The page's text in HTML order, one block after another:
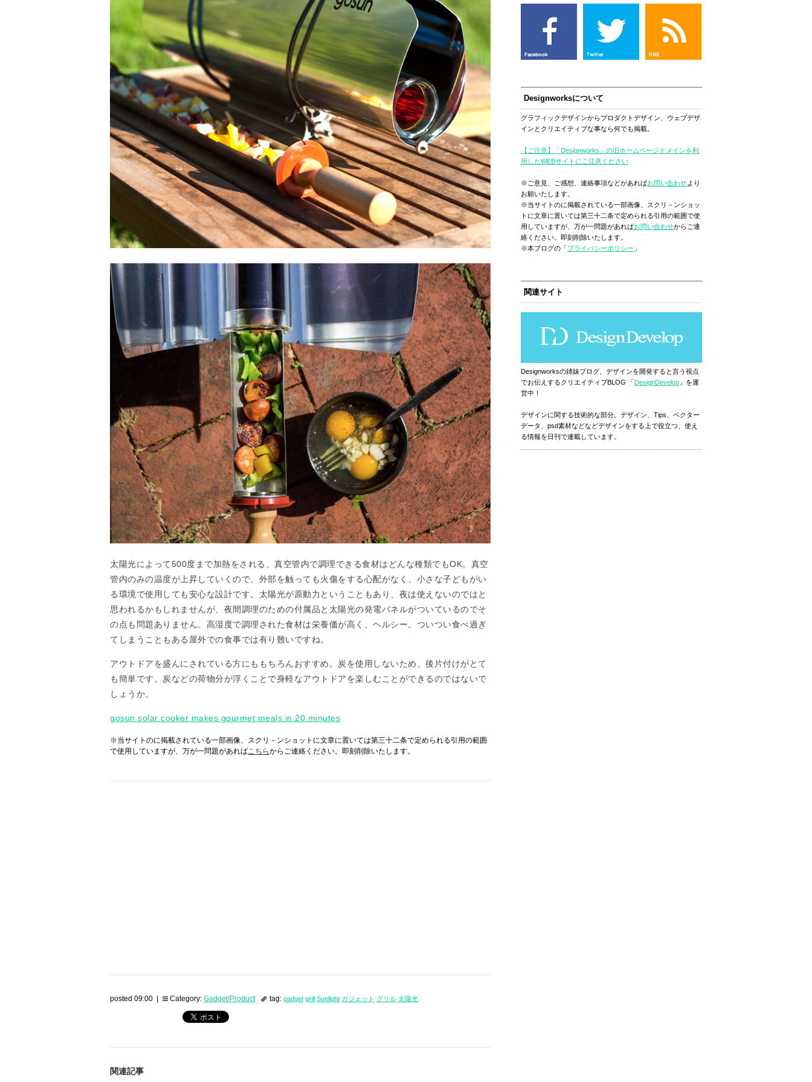
太陽光によって500度まで加熱をされる、真空管内で調理できる食材はどんな種類でもOK。真空
管内のみの温度が上昇していくので、外部を触っても火傷をする心配がなく、小さな子どもがい
る環境で使用しても安心な設計です。太陽光が原動力ということもあり、夜は使えないのではと
思われるかもしれませんが、夜間調理のための付属品と太陽光の発電パネルがついているのでそ
の点も問題ありません。高湿度で調理された食材は栄養価が高く、ヘルシー。ついつい食べ過ぎ
てしまうこともある屋外での食事では有り難いですね。
アウトドアを盛んにされている方にももちろんおすすめ。炭を使用しないため、後片付けがとて
も簡単です。炭などの荷物分が浮くことで身軽なアウトドアを楽しむことができるのではないで
しょうか。
gosun solar cooker makes gourmet meals in 20 minutes
※当サイトのに掲載されている一部画像、スクリ－ンショットに文章に置いては第三十二条で定められる引用の範囲
で使用していますが、万が一問題があればこちらからご連絡ください。即刻削除いたします。
posted 09:00 | Category: Gadget/Product tag: gadget grill Sunlight ガジェット グリル 太陽光
関連記事
Designworksについて
グラフィックデザインからプロダクトデザイン、ウェブデザ
インとクリエイティブな事なら何でも掲載。
【ご注意】「Designworks」の旧ホームページドメインを利
用したWEBサイトにご注意ください
※ご意見、ご感想、連絡事項などがあればお問い合わせより
お願いたします。
※当サイトのに掲載されている一部画像、スクリ－ンショッ
トに文章に置いては第三十二条で定められる引用の範囲で使
用していますが、万が一問題があればお問い合わせからご連
絡ください。即刻削除いたします。
※本ブログの「プライバシーポリシー 」
関連サイト
Designworksの姉妹ブログ、デザインを開発すると言う視点
でお伝えするクリエイティブBLOG 「DesignDevelop 」を運
営中！
デザインに関する技術的な部分。デザイン、Tips、ベクター
データ、psd素材などなどデザインをする上で役立つ、使え
る情報を日刊で連載しています。